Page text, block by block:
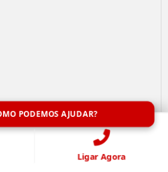
PODEMOS AJUDAR?
Ligar Agora